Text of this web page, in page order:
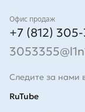
Контакты
Офис продаж
+7 (812)
Следите за нами
RuTube